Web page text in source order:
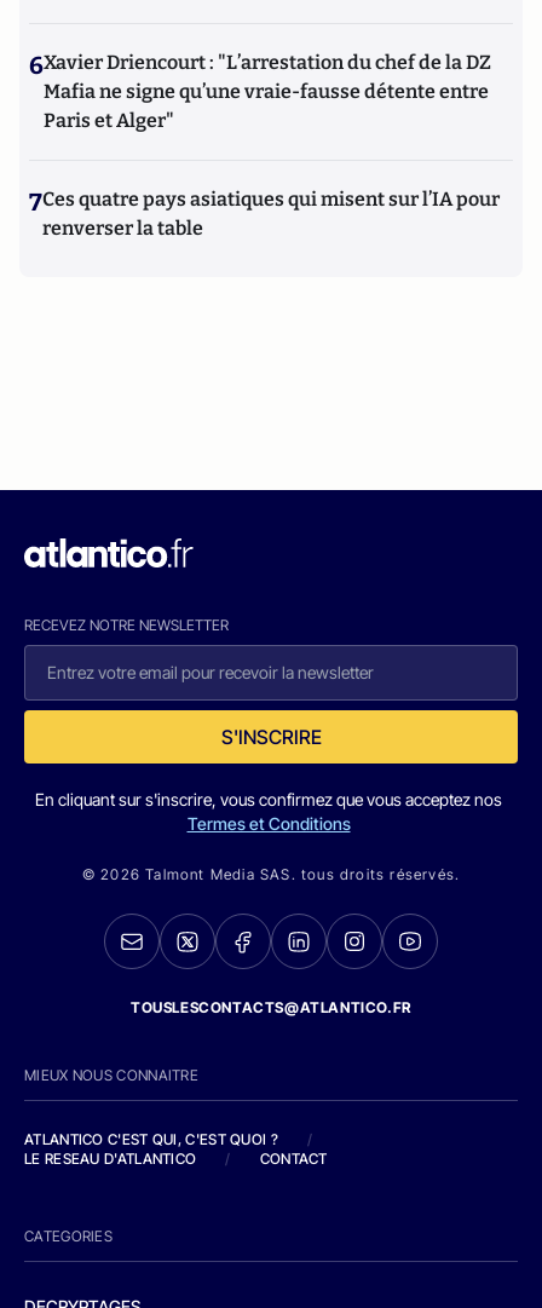
6Xavier Driencourt : "L’arrestation du chef de la DZ
Mafia ne signe qu’une vraie-fausse détente entre
Paris et Alger"
7Ces quatre pays asiatiques qui misent sur l’IA pour
renverser la table
RECEVEZ NOTRE NEWSLETTER
S'INSCRIRE
En cliquant sur s'inscrire, vous confirmez que vous acceptez nos
Termes et Conditions
© 2026 Talmont Media SAS. tous droits réservés.
TOUSLESCONTACTS@ATLANTICO.FR
MIEUX NOUS CONNAITRE
ATLANTICO C'EST QUI, C'EST QUOI ?
/
LE RESEAU D'ATLANTICO
/ CONTACT
CATEGORIES